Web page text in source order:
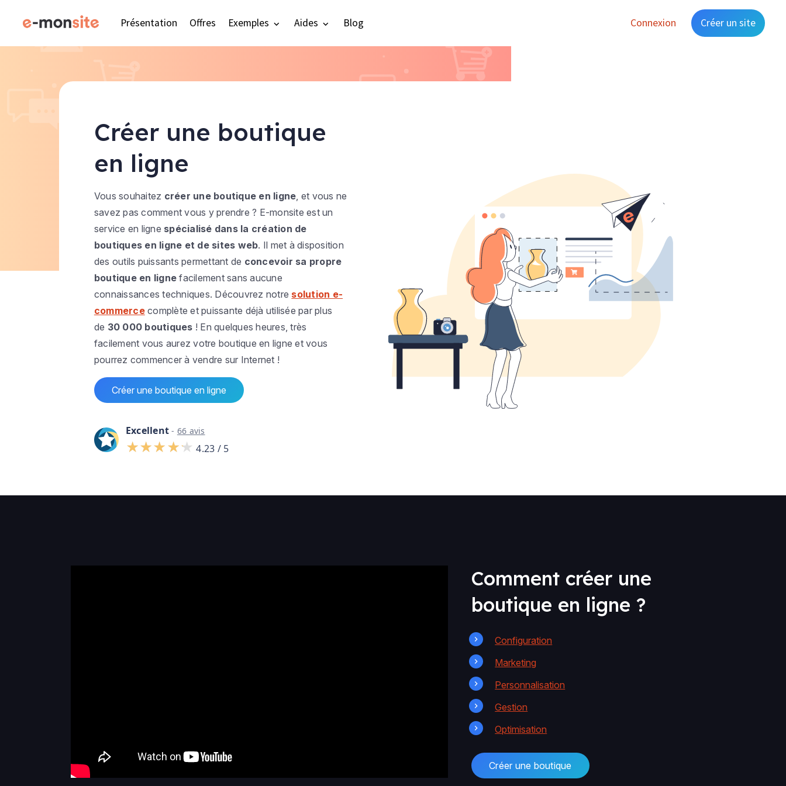
Présentation Offres Exemples Aides Blog Connexion Créer un site
Créer une boutique
en ligne
Vous souhaitez créer une boutique en ligne, et vous ne
savez pas comment vous y prendre ? E-monsite est un
service en ligne spécialisé dans la création de
boutiques en ligne et de sites web. Il met à disposition
des outils puissants permettant de concevoir sa propre
boutique en ligne facilement sans aucune
connaissances techniques. Découvrez notre solution e-
commercecomplète et puissante déjà utilisée par plus
de 30 000 boutiques ! En quelques heures, très
facilement vous aurez votre boutique en ligne et vous
pourrez commencer à vendre sur Internet !
Créer une boutique en ligne
Excellent- 66 avis
4.23 / 5
Comment créer une
boutique en ligne ?
Configuration
Marketing
Personnalisation
Gestion
Optimisation
Créer une boutique